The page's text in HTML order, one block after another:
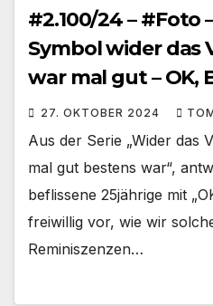
#2.100/24 – #Foto
Symbol wider das
war mal gut – OK,
27. OKTOBER 2024
Aus der Serie „Wider das
mal gut bestens war“,
beflissene 25jährige mit
freiwillig vor, wie wir
Reminiszenzen…